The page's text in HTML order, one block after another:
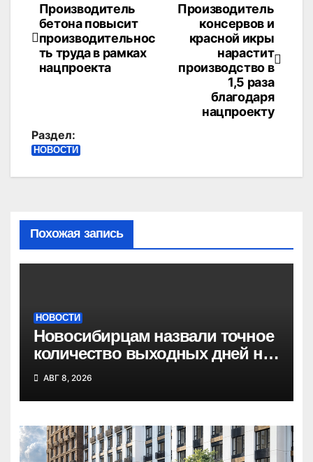
Навигация
по
записям
Производитель
консервов и
красной икры
нарастит
производство в
1,5 раза
благодаря
нацпроекту
Производитель
бетона повысит
производительнос
ть труда в рамках
нацпроекта
Раздел:
НОВОСТИ
Похожая запись
НОВОСТИ
Новосибирцам назвали точное
количество выходных дней на
праздники в 2027 году
АВГ 8, 2026